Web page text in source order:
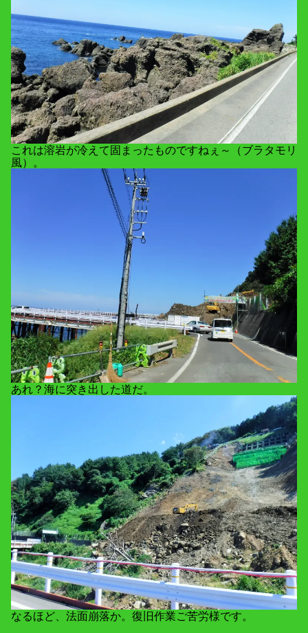
これは溶岩が冷えて固まったものですねぇ～（ブラタモリ
風）。
あれ？海に突き出した道だ。
なるほど、法面崩落か。復旧作業ご苦労様です。